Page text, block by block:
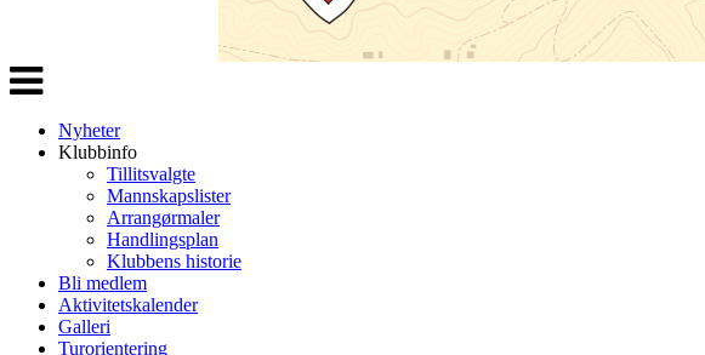
Veksle
navigasjon
Nyheter
Klubbinfo
Tillitsvalgte
Mannskapslister
Arrangørmaler
Handlingsplan
Klubbens historie
Bli medlem
Aktivitetskalender
Galleri
Turorientering